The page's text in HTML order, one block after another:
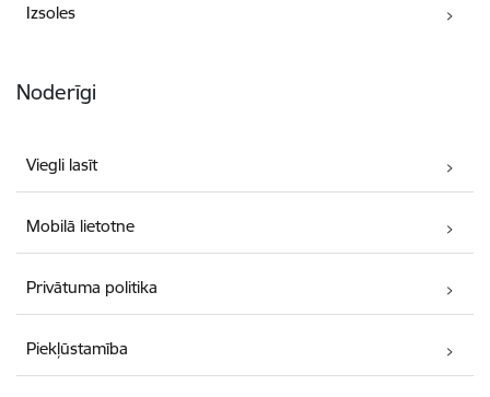
Izsoles
Noderīgi
Viegli lasīt
Mobilā lietotne
Privātuma politika
Piekļūstamība